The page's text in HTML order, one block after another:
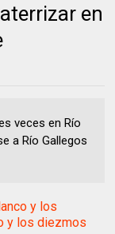
en
veces en Río
a Río Gallegos
y los
y los diezmos